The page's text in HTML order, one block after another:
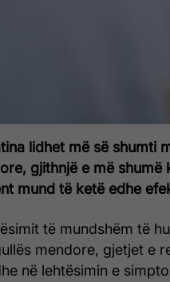
lidhet më së shumti
gjithnjë e më
mund të ketë edhe
të mundshëm të
mendore, gjetjet e
në lehtësimin e